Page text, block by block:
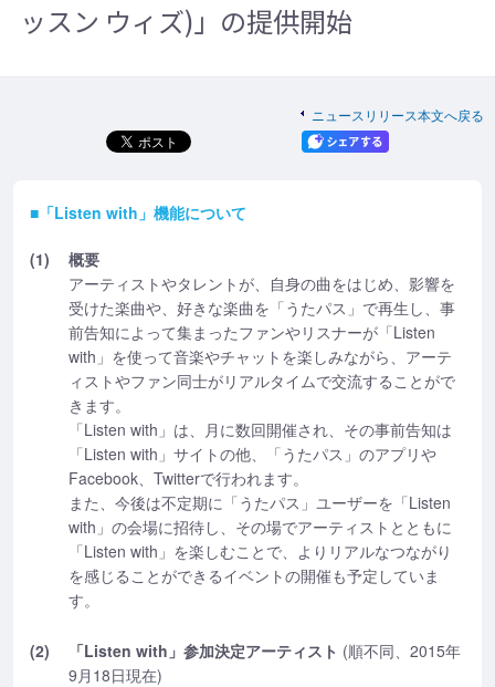
ッスン ウィズ)」の提供開始
ニュースリリース本文へ戻る
■「Listen with」機能について
(1)
概要
アーティストやタレントが、自身の曲をはじめ、影響を
受けた楽曲や、好きな楽曲を「うたパス」で再生し、事
前告知によって集まったファンやリスナーが「Listen
with」を使って音楽やチャットを楽しみながら、アーテ
ィストやファン同士がリアルタイムで交流することがで
きます。
「Listen with」は、月に数回開催され、その事前告知は
「Listen with」サイトの他、「うたパス」のアプリや
Facebook、Twitterで行われます。
また、今後は不定期に「うたパス」ユーザーを「Listen
with」の会場に招待し、その場でアーティストとともに
「Listen with」を楽しむことで、よりリアルなつながり
を感じることができるイベントの開催も予定していま
す。
(2) 「Listen with」参加決定アーティスト (順不同、2015年
9月18日現在)